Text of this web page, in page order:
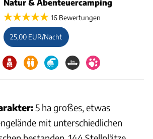
Natur & Abenteuercamping
16 Bewertungen
25,00 EUR/Nacht
5 ha großes, etwas
mit unterschiedlichen